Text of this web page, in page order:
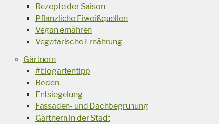
Rezepte der Saison
Pflanzliche Eiweißquellen
Vegan ernähren
Vegetarische Ernährung
Gärtnern
#biogartentipp
Boden
Entsiegelung
Fassaden- und Dachbegrünung
Gärtnern in der Stadt